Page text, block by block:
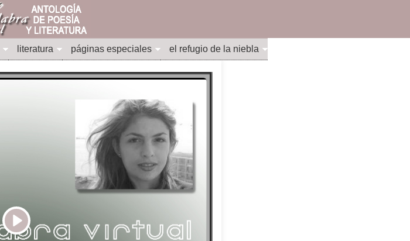
literatura páginas especiales el refugio de la niebla
Play